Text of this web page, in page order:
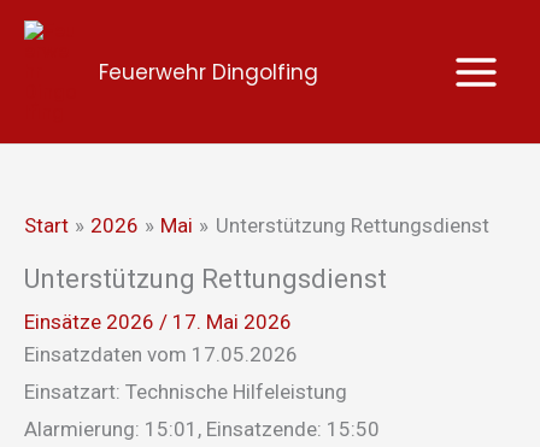
Zum
Feuerwehr Dingolfing
Start 2026 Mai Unterstützung Rettungsdienst
Unterstützung Rettungsdienst
Einsätze 2026 / 17. Mai 2026
Einsatzdaten vom 17.05.2026
Einsatzart: Technische Hilfeleistung
Alarmierung: 15:01, Einsatzende: 15:50